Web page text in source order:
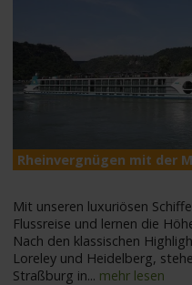
Suche
Rheinvergnügen mit der
Mit unseren luxuriösen
Flussreise und lernen die
Nach den klassischen
Loreley und Heidelberg,
Straßburg in... mehr lesen